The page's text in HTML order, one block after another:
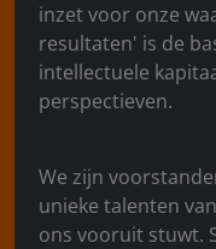
inzet voor onze
resultaten' is de
intellectuele
perspectieven.
We zijn
unieke talenten
ons vooruit stuwt.